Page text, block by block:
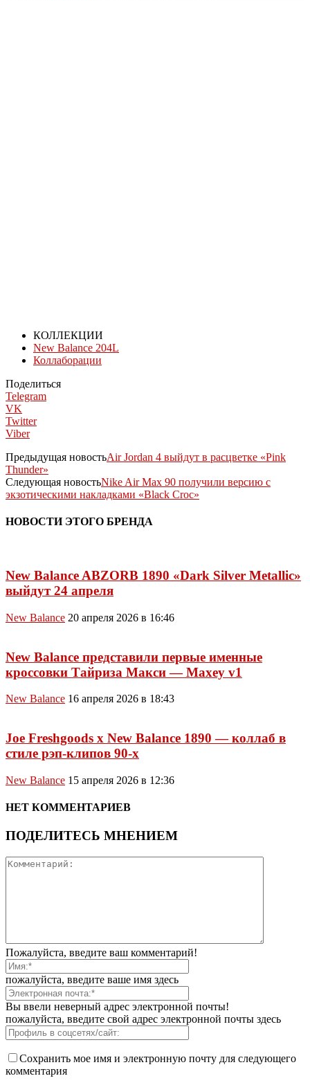
КОЛЛЕКЦИИ
New Balance 204L
Коллаборации
Поделиться
Telegram
VK
Twitter
Viber
Предыдущая новостьAir Jordan 4 выйдут в расцветке «Pink
Thunder»
Следующая новостьNike Air Max 90 получили версию с
экзотическими накладками «Black Croc»
НОВОСТИ ЭТОГО БРЕНДА
New Balance ABZORB 1890 «Dark Silver Metallic»
выйдут 24 апреля
New Balance 20 апреля 2026 в 16:46
New Balance представили первые именные
кроссовки Тайриза Макси — Maxey v1
New Balance 16 апреля 2026 в 18:43
Joe Freshgoods x New Balance 1890 — коллаб в
стиле рэп-клипов 90-х
New Balance 15 апреля 2026 в 12:36
НЕТ КОММЕНТАРИЕВ
ПОДЕЛИТЕСЬ МНЕНИЕМ
Пожалуйста, введите ваш комментарий!
пожалуйста, введите ваше имя здесь
Вы ввели неверный адрес электронной почты!
пожалуйста, введите свой адрес электронной почты здесь
Сохранить мое имя и электронную почту для следующего
комментария